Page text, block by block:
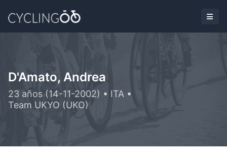
D'Amato, Andrea
23 años (14-11-2002) • ITA •
Team UKYO (UKO)